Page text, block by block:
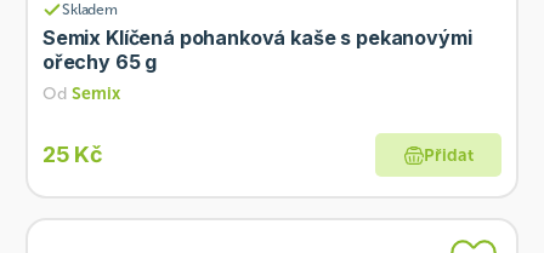
Skladem
Semix Klíčená pohanková kaše s pekanovými
ořechy 65 g
Od Semix
25 Kč Přidat